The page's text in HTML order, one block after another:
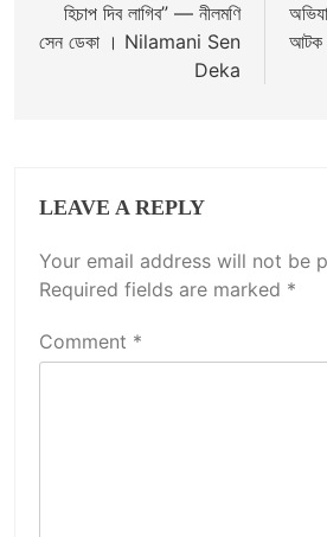
হিচাপ দিব লাগিব” — নীলমণি
সেন ডেকা । Nilamani Sen
Deka
LEAVE A REPLY
Your email address will not be
Required fields are marked *
Comment *